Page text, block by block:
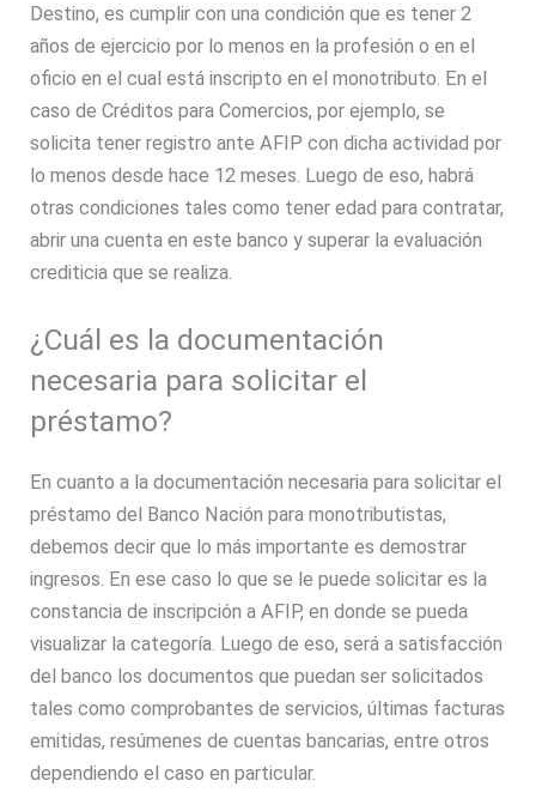
Destino, es cumplir con una condición que es tener 2
años de ejercicio por lo menos en la profesión o en el
oficio en el cual está inscripto en el monotributo. En el
caso de Créditos para Comercios, por ejemplo, se
solicita tener registro ante AFIP con dicha actividad por
lo menos desde hace 12 meses. Luego de eso, habrá
otras condiciones tales como tener edad para contratar,
abrir una cuenta en este banco y superar la evaluación
crediticia que se realiza.
¿Cuál es la documentación
necesaria para solicitar el
préstamo?
En cuanto a la documentación necesaria para solicitar el
préstamo del Banco Nación para monotributistas,
debemos decir que lo más importante es demostrar
ingresos. En ese caso lo que se le puede solicitar es la
constancia de inscripción a AFIP, en donde se pueda
visualizar la categoría. Luego de eso, será a satisfacción
del banco los documentos que puedan ser solicitados
tales como comprobantes de servicios, últimas facturas
emitidas, resúmenes de cuentas bancarias, entre otros
dependiendo el caso en particular.